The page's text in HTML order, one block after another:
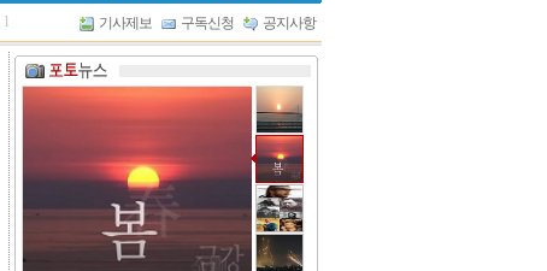
l 기사제보 구독신청 공지사항